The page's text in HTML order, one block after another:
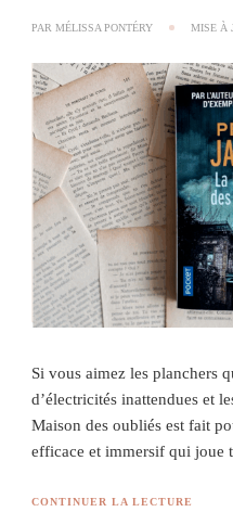
PAR MÉLISSA PONTÉRY MISE À
Si vous aimez les planchers
d’électricités inattendues et
Maison des oubliés est fait
efficace et immersif qui joue
CONTINUER LA LECTURE